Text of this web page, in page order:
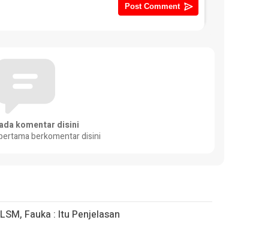
komentar disini
berkomentar disini
Fauka : Itu Penjelasan